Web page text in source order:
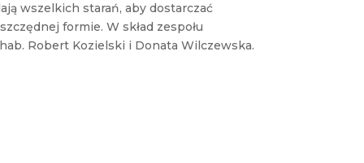
r
wszelkich starań, aby dostarczać
formie. W skład zespołu
Robert Kozielski i Donata Wilczewska.